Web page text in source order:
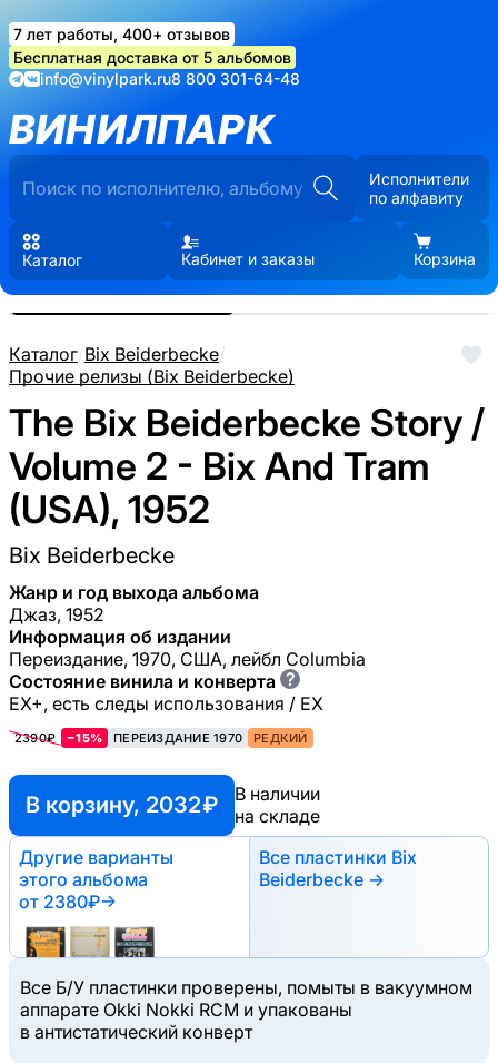
7 лет работы, 400+ отзывов
Бесплатная доставка от 5 альбомов
info@vinylpark.ru8 800 301-64-48
ВИНИЛПАРК
Исполнители
по алфавиту
Каталог Кабинет и заказы Корзина
Каталог/Bix Beiderbecke/
Прочие релизы (Bix Beiderbecke)
The Bix Beiderbecke Story /
Volume 2 - Bix And Tram
(USA), 1952
Bix Beiderbecke
Жанр и год выхода альбома
Джаз, 1952
Информация об издании
Переиздание, 1970, США, лейбл Columbia
Состояние винила и конверта ?
EX+, есть следы использования / EX
2390₽ −15% ПЕРЕИЗДАНИЕ 1970 РЕДКИЙ
В корзину, 2032 ₽
В наличии
на складе
Другие варианты
этого альбома
от 2380₽→
Все пластинки Bix
Beiderbecke →
Все Б/У пластинки проверены, помыты в вакуумном
аппарате Okki Nokki RCM и упакованы
в антистатический конверт
Реальные фото пластинки.
Нажмите, чтобы увеличить